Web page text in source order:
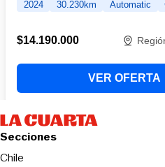
Secciones
Chile